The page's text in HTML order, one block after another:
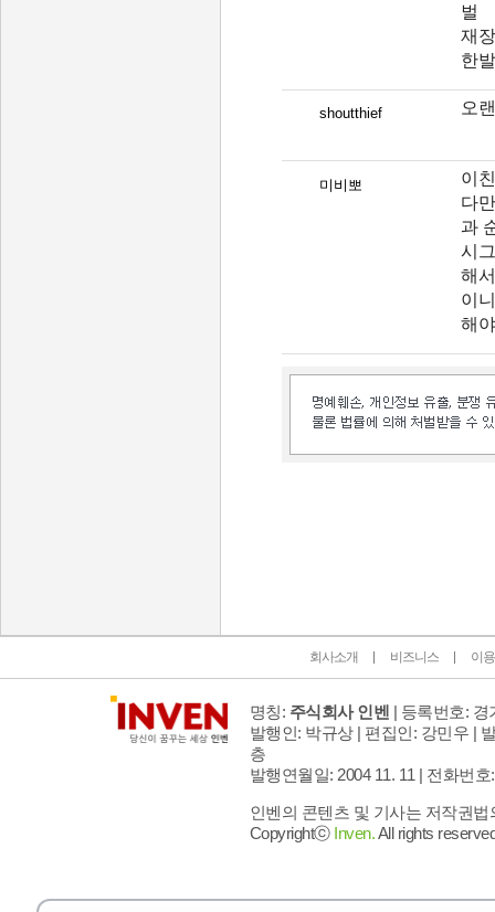
벌
재
한
shoutthief 오
미비뽀
이
다
과
시
해
이
해
회사소개 비즈니스 이
명칭: 주식회사 인벤 | 등록번호: 경
발행인: 박규상 | 편집인: 강민우 |
층
발행연월일: 2004 11. 11 | 전화번호
인벤의 콘텐츠 및 기사는 저작권
Copyrightⓒ Inven.All rights